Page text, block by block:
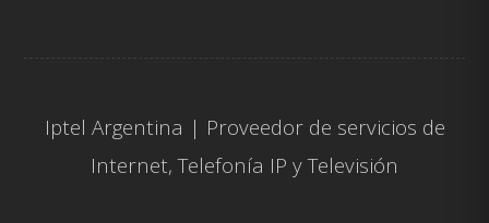
Iptel Argentina | Proveedor de servicios de
Internet,Telefonía IP yTelevisión